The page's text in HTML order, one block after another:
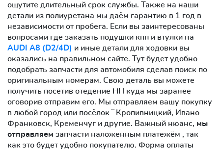
ощутите длительный срок службы. Также на наши
детали из полиуретана мы даём гарантию в 1 год в
независимости от пробега. Если вы заинтересованы
вопросами где заказать подушки кпп и втулки на
AUDI A8 (D2/4D) и иные детали для ходовки вы
оказались на правильном сайте. Тут будет удобно
подобрать запчасти для автомобиля сделав поиск по
оригинальным номерам. Свою деталь вы можете
получить посетив отедение НП куда мы заранее
оговорив отправим его. Мы отправляем вашу покупку
в любой город или посёлок ‾ Кропивницкий, Ивано-
Франковск, Кременчуг и другие. Важный нюанс, мы
отправляем запчасти наложенным платежём , так
как это будет удобно покупателю. Форма оплаты